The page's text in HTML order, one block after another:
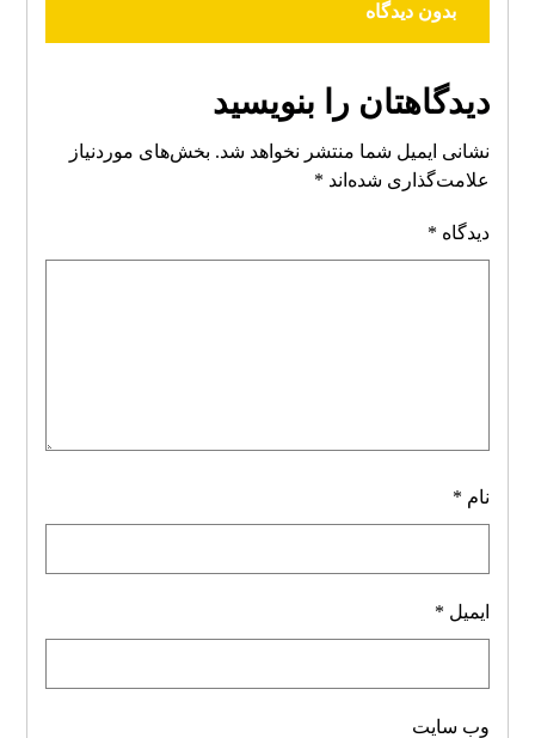
بدون دیدگاه
دیدگاهتان را بنویسید
نشانی ایمیل شما منتشر نخواهد شد. بخش‌های موردنیاز
علامت‌گذاری شده‌اند *
دیدگاه *
نام *
ایمیل *
وب‌ سایت